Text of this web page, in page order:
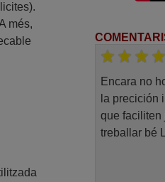
més,
Encara no
la precición
que faciliten
treballar bé